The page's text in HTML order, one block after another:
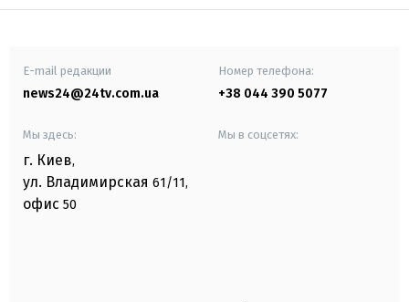
E-mail редакции
news24@24tv.com.ua
Номер телефона:
+38 044 390 5077
Мы здесь:
г. Киев,
ул. Владимирская 61/11,
офис 50
Мы в соцсетях: